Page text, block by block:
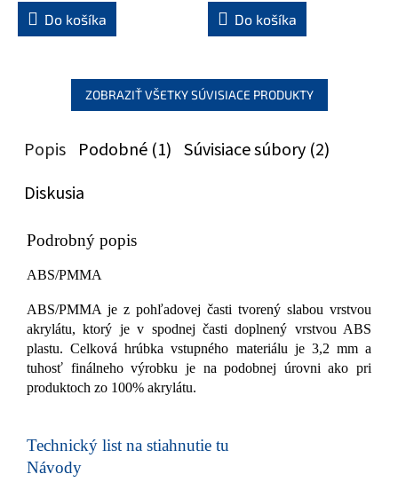
Do košíka Do košíka
ZOBRAZIŤ VŠETKY SÚVISIACE PRODUKTY
Popis Podobné (1) Súvisiace súbory (2)
Diskusia
Podrobný popis
ABS/PMMA
ABS/PMMA je z pohľadovej časti tvorený slabou vrstvou
akrylátu, ktorý je v spodnej časti doplnený vrstvou ABS
plastu. Celková hrúbka vstupného materiálu je 3,2 mm a
tuhosť finálneho výrobku je na podobnej úrovni ako pri
produktoch zo 100% akrylátu.
Technický list na stiahnutie tu
Návody